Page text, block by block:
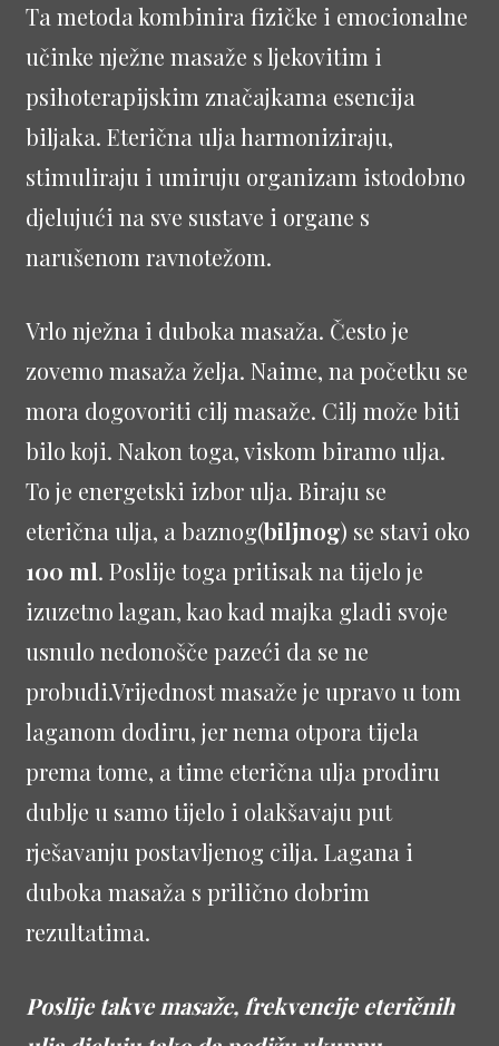
Ta metoda kombinira fizičke i emocionalne
učinke nježne masaže s ljekovitim i
psihoterapijskim značajkama esencija
biljaka. Eterična ulja harmoniziraju,
stimuliraju i umiruju organizam istodobno
djelujući na sve sustave i organe s
narušenom ravnotežom.
Vrlo nježna i duboka masaža. Često je
zovemo masaža želja. Naime, na početku se
mora dogovoriti cilj masaže. Cilj može biti
bilo koji. Nakon toga, viskom biramo ulja.
To je energetski izbor ulja. Biraju se
eterična ulja, a baznog(biljnog) se stavi oko
100 ml. Poslije toga pritisak na tijelo je
izuzetno lagan, kao kad majka gladi svoje
usnulo nedonošče pazeći da se ne
probudi.Vrijednost masaže je upravo u tom
laganom dodiru, jer nema otpora tijela
prema tome, a time eterična ulja prodiru
dublje u samo tijelo i olakšavaju put
rješavanju postavljenog cilja. Lagana i
duboka masaža s prilično dobrim
rezultatima.
Poslije takve masaže, frekvencije eteričnih